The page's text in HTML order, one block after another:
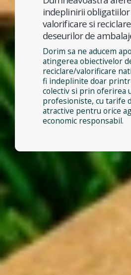
indeplinirii obligatiilor
valorificare si
deseurilor de
Dorim sa ne aducem
atingerea obiectivelor
reciclare/valorificare
fi indeplinite doar
colectiv si prin oferirea
profesioniste, cu tarife
atractive pentru orice
economic responsabil.